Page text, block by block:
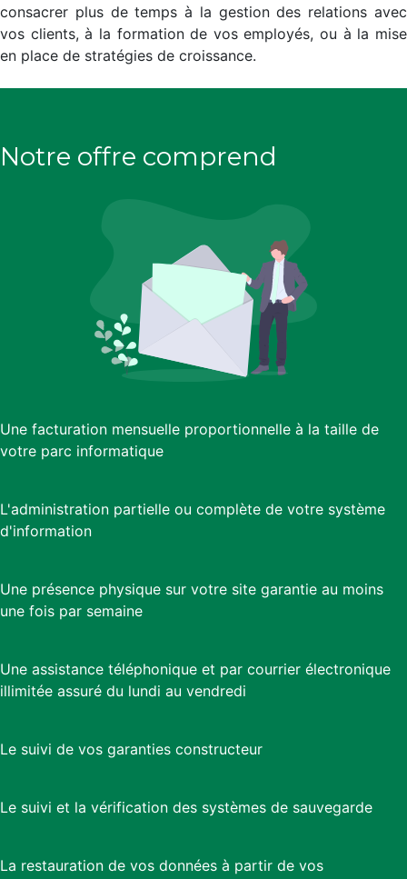
consacrer plus de temps à la gestion des relations avec
vos clients, à la formation de vos employés, ou à la mise
en place de stratégies de croissance.
Notre offre comprend
Une facturation mensuelle proportionnelle à la taille de
votre parc informatique
L'administration partielle ou complète de votre système
d'information
Une présence physique sur votre site garantie au moins
une fois par semaine
Une assistance téléphonique et par courrier électronique
illimitée assuré du lundi au vendredi
Le suivi de vos garanties constructeur
Le suivi et la vérification des systèmes de sauvegarde
La restauration de vos données à partir de vos